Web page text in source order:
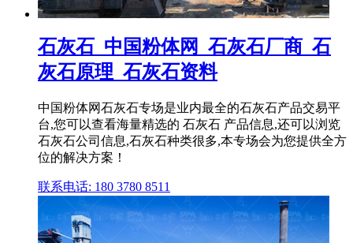
石灰石_中国粉体网_石灰石厂商_石
灰石原理_石灰石资料
中国粉体网石灰石专场是业内最全的石灰石产品交易平
台,您可以查看海量精选的 石灰石 产品信息,还可以浏览
石灰石公司信息,石灰石种类很多,本专场会为您提供全方
位的解决方案！
联系电话: 180 3780 8511